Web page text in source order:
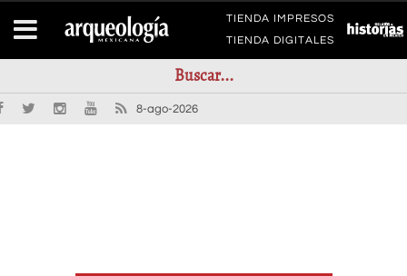
TIENDA IMPRESOS
TIENDA DIGITALES
8-ago-2026